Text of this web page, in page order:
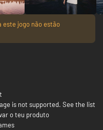
este jogo não estão
is not supported. See the list
o teu produto